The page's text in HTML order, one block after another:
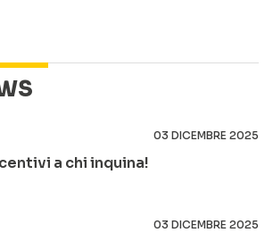
03 DICEMBRE 2025
a chi inquina!
03 DICEMBRE 2025